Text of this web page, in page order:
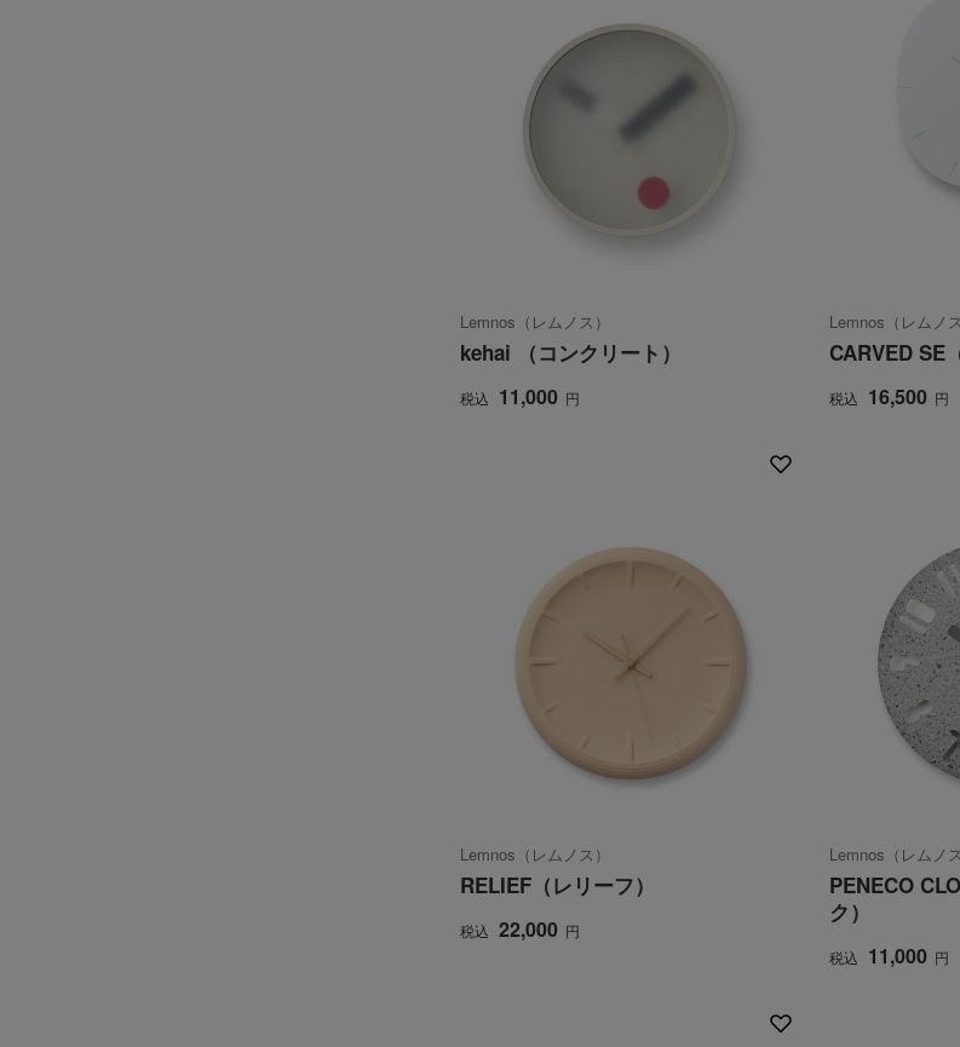
Lemnos（レムノス）
kehai （コンクリート）
税込 11,000 円
Lemnos（レムノス
CARVED SE
税込 16,500 円
Lemnos（レムノス）
RELIEF（レリーフ）
税込 22,000 円
Lemnos（レムノス
PENECO
ク）
税込 11,000 円